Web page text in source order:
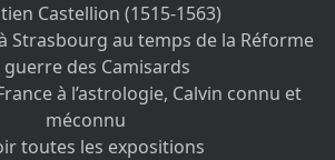
Castellion (1515-1563)
Strasbourg au temps de la Réforme
guerre des Camisards
à l’astrologie, Calvin connu et
méconnu
toutes les expositions